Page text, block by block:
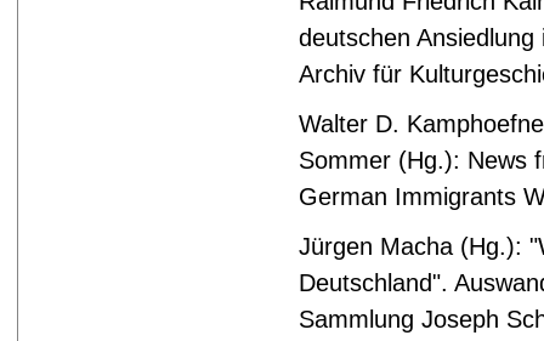
deutschen
Archiv für
Walter D.
Sommer (Hg.): News
German Immigrants
Jürgen Macha (Hg.):
Deutschland".
Sammlung Joseph